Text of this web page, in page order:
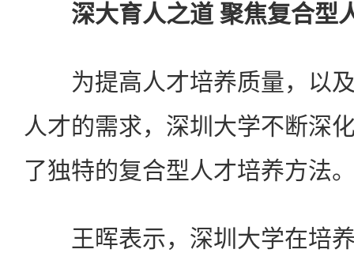
深大育人之道 聚焦复合型
为提高人才培养质量，以及
人才的需求，深圳大学不断深
了独特的复合型人才培养方法
王晖表示，深圳大学在培养